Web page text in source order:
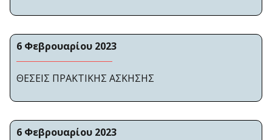
6 Φεβρουαρίου 2023
ΘΕΣΕΙΣ ΠΡΑΚΤΙΚΗΣ ΑΣΚΗΣΗΣ
6 Φεβρουαρίου 2023